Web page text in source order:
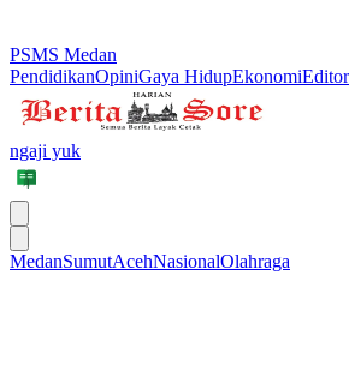
PSMS Medan
PendidikanOpiniGaya HidupEkonomi
ngaji yuk
MedanSumutAcehNasionalOlahraga